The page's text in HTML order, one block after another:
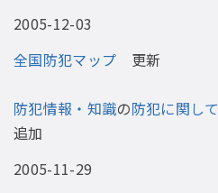
2005-12-03
全国防犯マップ 更新
防犯情報・知識の防犯に関して
追加
2005-11-29